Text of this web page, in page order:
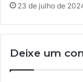
23 de julho de
Deixe um